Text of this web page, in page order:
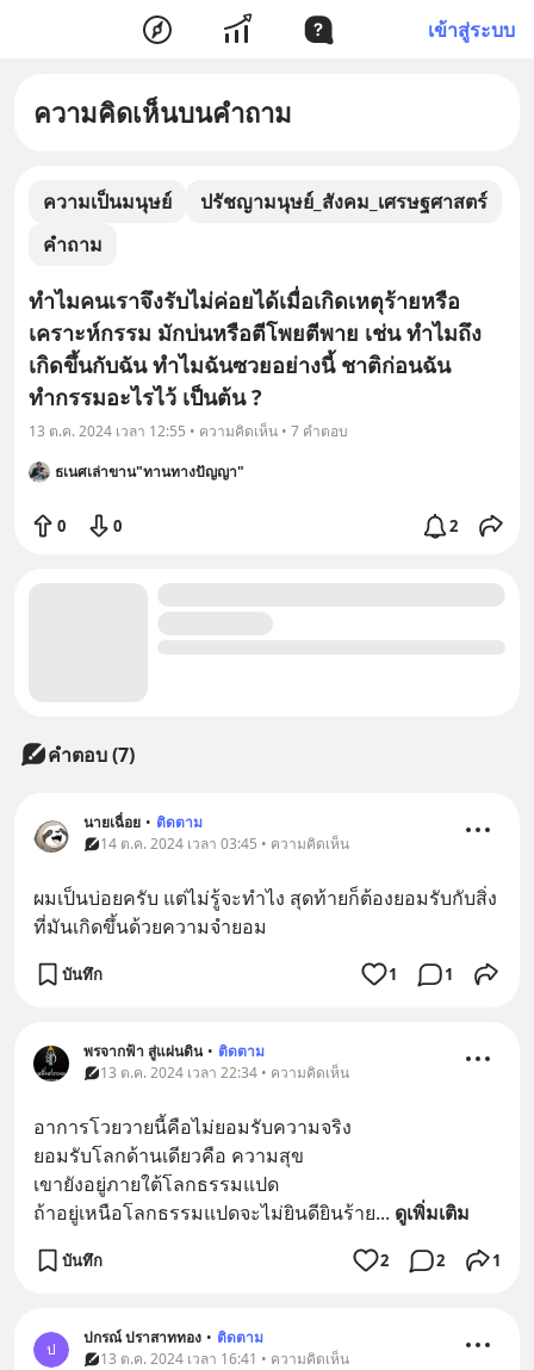
เข้าสู่ระบบ
ความคิดเห็นบนคำถาม
ความเป็นมนุษย์
ปรัชญามนุษย์_สังคม_เศรษฐศาสตร์
คำถาม
ทำไมคนเราจึงรับไม่ค่อยได้เมื่อเกิดเหตุร้ายหรือ
เคราะห์กรรม มักบ่นหรือตีโพยตีพาย เช่น ทำไมถึง
เกิดขึ้นกับฉัน ทำไมฉันซวยอย่างนี้ ชาติก่อนฉัน
ทำกรรมอะไรไว้ เป็นต้น ?
13 ต.ค. 2024 เวลา 12:55 • ความคิดเห็น • 7 คำตอบ
ธเนศเล่าขาน"ทานทางปัญญา"
0 0 2
คำตอบ (7)
นายเฉื่อย • ติดตาม
14 ต.ค. 2024 เวลา 03:45 • ความคิดเห็น
ผมเป็นบ่อยครับ แต่ไม่รู้จะทำไง สุดท้ายก็ต้องยอมรับกับสิ่ง
ที่มันเกิดขึ้นด้วยความจำยอม
บันทึก 1 1
พรจากฟ้า สู่แผ่นดิน • ติดตาม
13 ต.ค. 2024 เวลา 22:34 • ความคิดเห็น
อาการโวยวายนี้คือไม่ยอมรับความจริง
ยอมรับโลกด้านเดียวคือ ความสุข
เขายังอยู่ภายใต้โลกธรรมแปด
ถ้าอยู่เหนือโลกธรรมแปดจะไม่ยินดียินร้าย... ดูเพิ่มเติม
บันทึก 2 2 1
ป
ปกรณ์ ปราสาททอง • ติดตาม
13 ต.ค. 2024 เวลา 16:41 • ความคิดเห็น